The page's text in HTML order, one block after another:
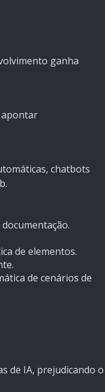
ganha
apontar
chatbots
de elementos.
de cenários de
de IA, prejudicando o